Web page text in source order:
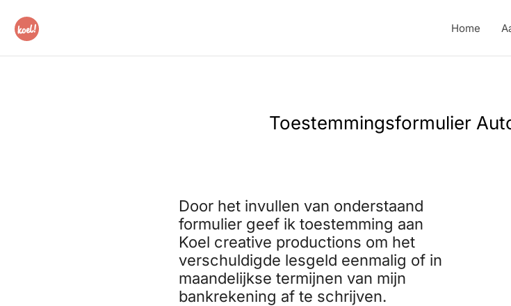
Home
Toestemmingsformulier
Door het invullen van onderstaand
formulier geef ik toestemming aan
Koel creative productions om het
verschuldigde lesgeld eenmalig of in
maandelijkse termijnen van mijn
bankrekening af te schrijven.